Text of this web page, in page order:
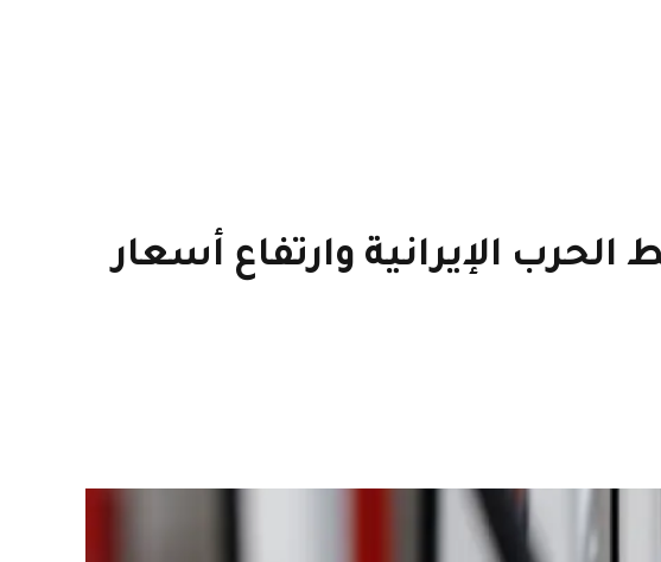
الإيرانية وارتفاع أسعار